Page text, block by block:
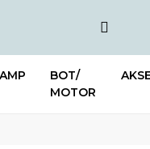
BOT/
MOTOR